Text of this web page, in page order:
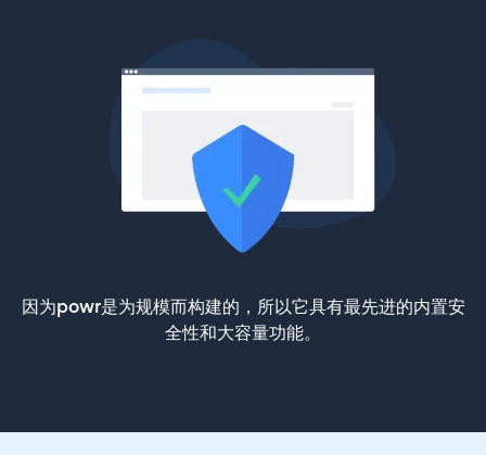
因为powr是为规模而构建的，所以它具有最先进的内置安
全性和大容量功能。